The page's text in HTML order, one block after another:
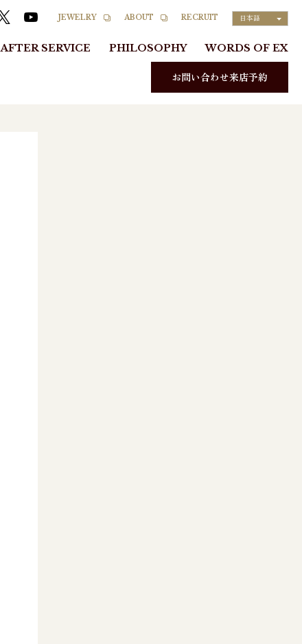
JEWELRY ABOUT RECRUIT 日本語
AFTER SERVICE PHILOSOPHY WORDS OF EX
お問い合わせ来店予約